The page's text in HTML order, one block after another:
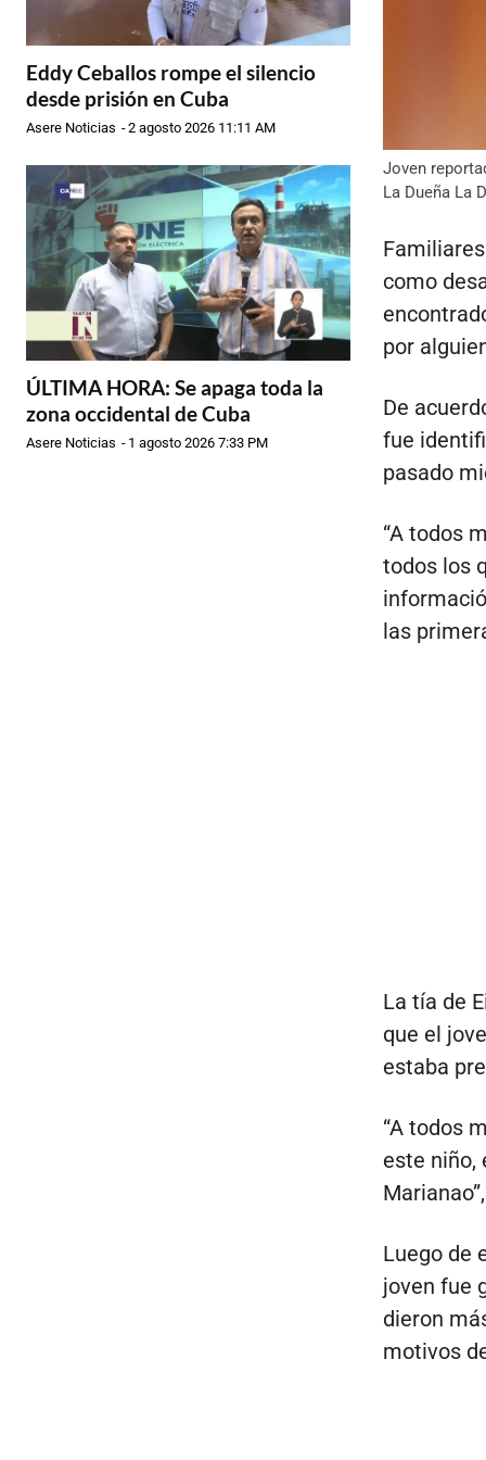
Eddy Ceballos rompe el silencio
desde prisión en Cuba
Asere Noticias -2 agosto 2026 11:11 AM
ÚLTIMA HORA: Se apaga toda la
zona occidental de Cuba
Asere Noticias - 1 agosto 2026 7:33 PM
Joven
La Dueña La
como
por
De
fue
pasado
“A todos
todos los
las
La tía de
que el
estaba
“A todos
este niño,
Luego de
joven fue
dieron
motivos